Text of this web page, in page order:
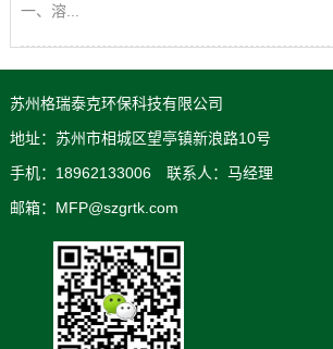
一、溶...
苏州格瑞泰克环保科技有限公司
地址：苏州市相城区望亭镇新浪路10号
手机：18962133006 联系人：马经理
邮箱：MFP@szgrtk.com